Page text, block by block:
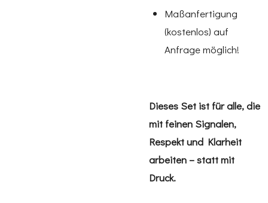
Maßanfertigung
(kostenlos) auf
Anfrage möglich!
Dieses Set ist für alle, die
mit feinen Signalen,
Respekt und Klarheit
arbeiten – statt mit
Druck.